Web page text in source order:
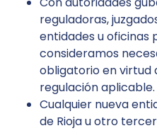
reguladoras,
entidades u oficinas
consideramos
obligatorio en virtud
regulación aplicable.
Cualquier nueva
de Rioja u otro